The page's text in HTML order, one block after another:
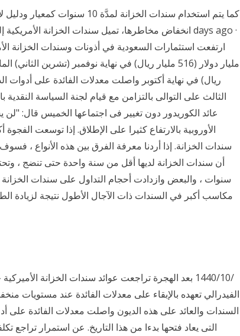
كما يتم استخدام سندات الخزانة
ريال) في نهاية أكتوبر واصلت معدلات الفائدة على أدوات
الثالث على التوالى بالتزامن مع قيام لجنة السياسة
عائد الكوريدور دون تغيير فى اجتماعها الخميس قال: "لن
الأوروبية بالارتفاع كثيرا على الإطلاق. إذا توسعت
سندات الخزانة. إذا أردنا معرفة الفرق بين هذه الأنواع ،
سنوات ، والبعض وازدادت أحجام التداول على سندات
الفيدرالي تعهده بالإبقاء على معدلات الفائدة عند مستويات
التى يعاد فتحها بدءا من هذا التاريخ. عن استمرار تراجع